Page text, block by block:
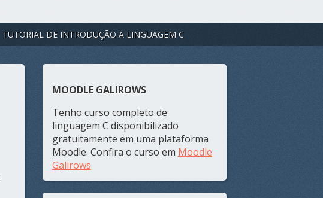
TUTORIAL DE INTRODUÇÃO A LINGUAGEM C
MOODLE GALIROWS
Tenho curso completo de
linguagem C disponibilizado
gratuitamente em uma plataforma
Moodle. Confira o curso em Moodle
Galirows